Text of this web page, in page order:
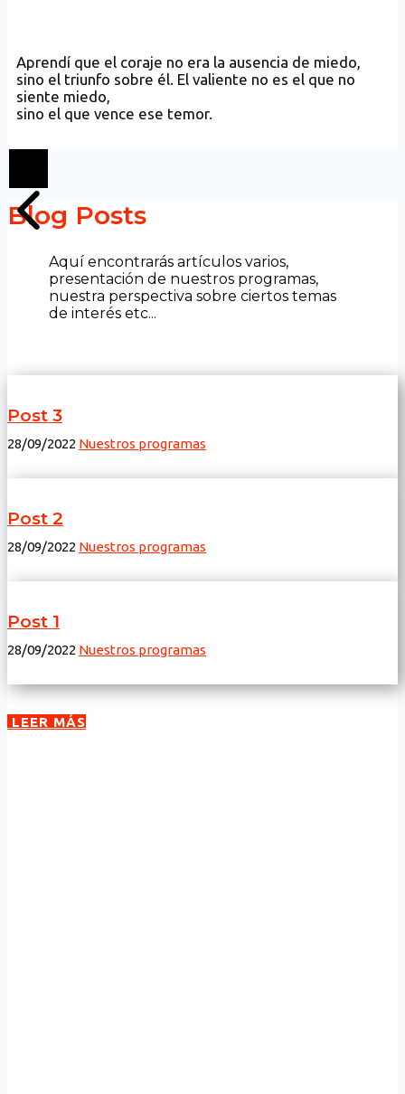
Aprendí que el coraje no era la ausencia de miedo,
sino el triunfo sobre él. El valiente no es el que no
siente miedo,
sino el que vence ese temor.
Blog Posts
Aquí encontrarás artículos varios,
presentación de nuestros programas,
nuestra perspectiva sobre ciertos temas
de interés etc...
Post 3
28/09/2022 Nuestros programas
Post 2
28/09/2022 Nuestros programas
Post 1
28/09/2022 Nuestros programas
LEER MÁS